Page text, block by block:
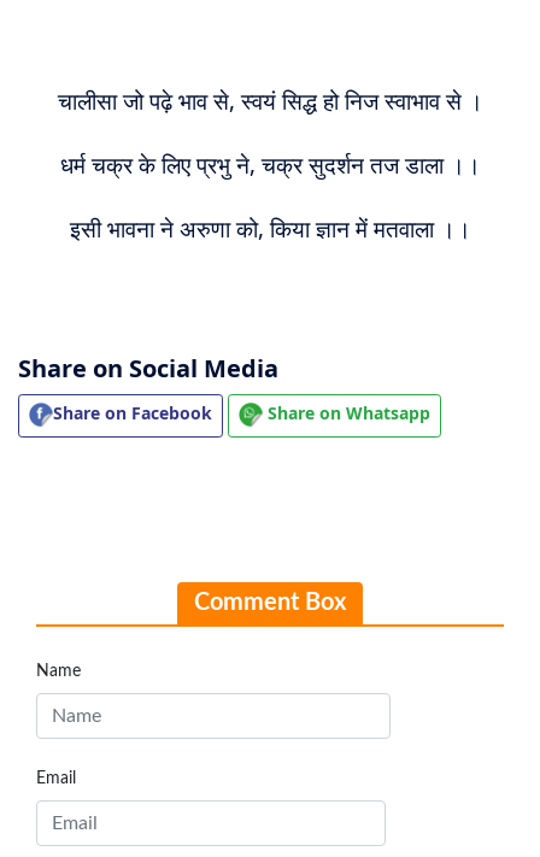
चालीसा जो पढ़े भाव से, स्वयं सिद्ध हो निज स्वाभाव से ।
धर्म चक्र के लिए प्रभु ने, चक्र सुदर्शन तज डाला ।।
इसी भावना ने अरुणा को, किया ज्ञान में मतवाला ।।
Share on Social Media
Share on Facebook Share on Whatsapp
Comment Box
Name
Email